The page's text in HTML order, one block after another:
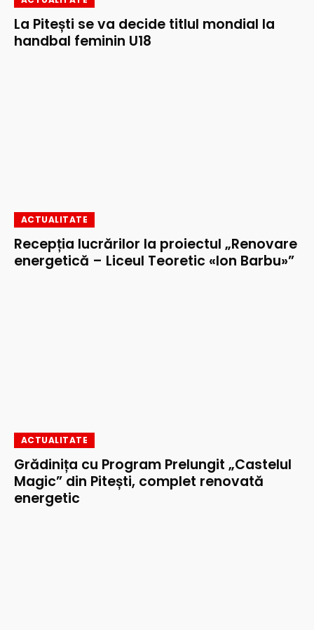
La Pitești se va decide titlul mondial la
handbal feminin U18
ACTUALITATE
Recepția lucrărilor la proiectul „Renovare
energetică – Liceul Teoretic «Ion Barbu»”
ACTUALITATE
Grădinița cu Program Prelungit „Castelul
Magic” din Pitești, complet renovată
energetic